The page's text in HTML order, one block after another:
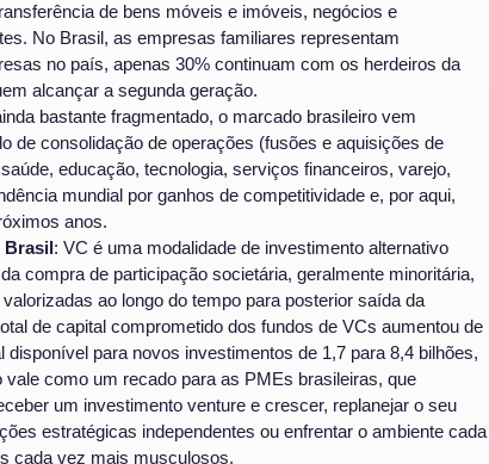
de bens móveis e imóveis, negócios e
No Brasil, as empresas familiares representam
no país, apenas 30% continuam com os herdeiros da
alcançar a segunda geração.
bastante fragmentado, o marcado brasileiro vem
de consolidação de operações (fusões e aquisições de
educação, tecnologia, serviços financeiros, varejo,
mundial por ganhos de competitividade e, por aqui,
anos.
Brasil: VC é uma modalidade de investimento alternativo
compra de participação societária, geralmente minoritária,
ao longo do tempo para posterior saída da
de capital comprometido dos fundos de VCs aumentou de
disponível para novos investimentos de 1,7 para 8,4 bilhões,
como um recado para as PMEs brasileiras, que
um investimento venture e crescer, replanejar o seu
estratégicas independentes ou enfrentar o ambiente cada
cada vez mais musculosos.